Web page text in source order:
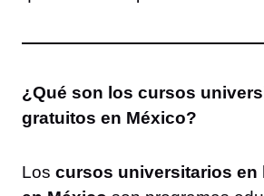
¿Qué son los cursos
gratuitos en México?
Los cursos universitarios en